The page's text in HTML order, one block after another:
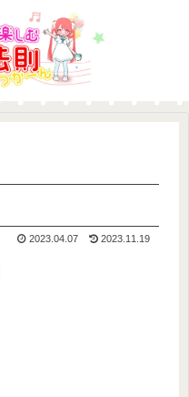
2023.04.07 2023.11.19